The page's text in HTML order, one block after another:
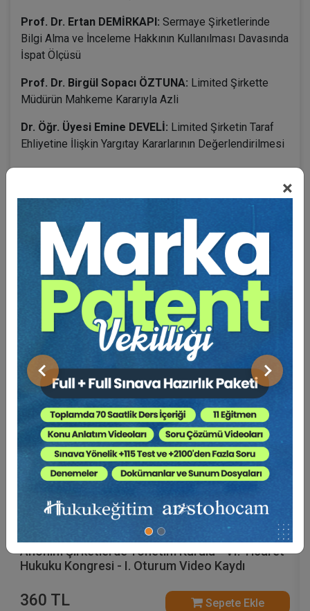
×
Önceki Sonraki
Prof. Dr. Ertan DEMİRKAPI: Sermaye Şirketlerinde
Bilgi Alma ve İnceleme Hakkının Kullanılması Davasında
İspat Ölçüsü
Prof. Dr. Birgül Sopacı ÖZTUNA: Limited Şirkette
Müdürün Mahkeme Kararıyla Azli
Dr. Öğr. Üyesi Emine DEVELİ: Limited Şirketin Taraf
Ehliyetine İlişkin Yargıtay Kararlarının Değerlendirilmesi
BENZER VIDEO EĞITIMLER
Video Eğitim Abonesi Ol: Sadece 5490 TL / Yıllık
Tüketici Hukuku Enstitüsü
Anonim Şirketlerde Yönetim Kurulu - VI. Ticaret
Hukuku Kongresi - I. Oturum Video Kaydı
360 TL Sepete Ekle